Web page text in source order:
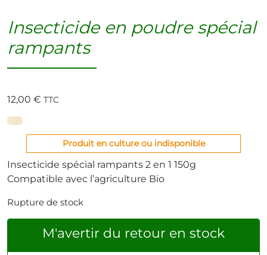
Insecticide en poudre spécial
rampants
12,00 € TTC
Produit en culture ou indisponible
Insecticide spécial rampants 2 en 1 150g
Compatible avec l’agriculture Bio
Rupture de stock
M'avertir du retour en stock